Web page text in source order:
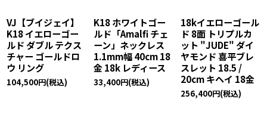
VJ【ブイジェイ】
K18 イエローゴー
ルド ダブル テクス
チャー ゴールドロ
ウ リング
104,500円(税込)
K18 ホワイトゴー
ルド「Amalfi チェ
ーン」ネックレス
1.1mm幅 40cm 18
金 18k レディース
33,400円(税込)
18kイエローゴール
ド 8面 トリプルカ
ット "JUDE" ダイ
ヤモンド 喜平ブレ
スレット 18.5 /
20cm キヘイ 18金
256,400円(税込)